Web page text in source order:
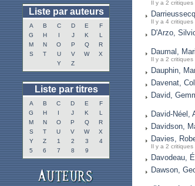
Liste par auteurs
A B C D E
F
G
H I J K
L
M
N O P Q
R
S
T U V W
X
Y
Z
Liste par titres
A B C D E
F
G
H I J K
L
M
N O P Q
R
S
T U V W
X
Y
Z 1 2 3
4
5
6 7 8 9
Il y a 2
Il y a 4
D'Arzo,
Daumal,
Il y a 2
Dauphin,
Davenat,
David,
David-Néel,
Davidson,
Davies,
Il y a 2
Davodeau,
Dawson,